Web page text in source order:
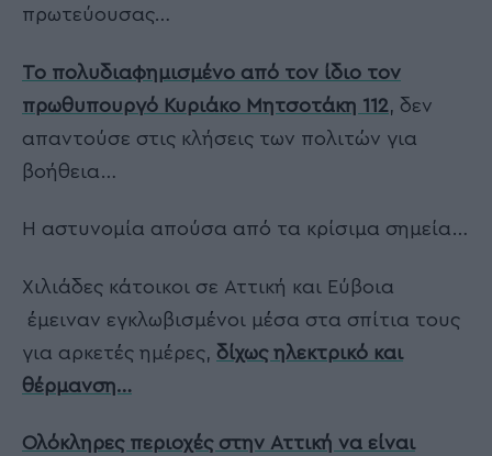
πρωτεύουσας…
Το πολυδιαφημισμένο από τον ίδιο τον
πρωθυπουργό Κυριάκο Μητσοτάκη 112, δεν
απαντούσε στις κλήσεις των πολιτών για
βοήθεια…
Η αστυνομία απούσα από τα κρίσιμα σημεία…
Χιλιάδες κάτοικοι σε Αττική και Εύβοια
έμειναν εγκλωβισμένοι μέσα στα σπίτια τους
για αρκετές ημέρες, δίχως ηλεκτρικό και
θέρμανση…
Ολόκληρες περιοχές στην Αττική να είναι